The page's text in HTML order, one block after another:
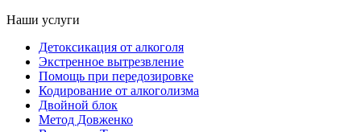
Наши услуги
Детоксикация от алкоголя
Экстренное вытрезвление
Помощь при передозировке
Кодирование от алкоголизма
Двойной блок
Метод Довженко